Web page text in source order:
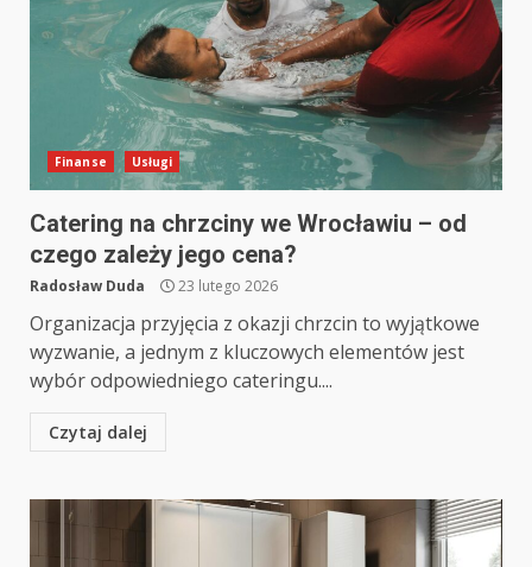
Finanse Usługi
Catering na chrzciny we Wrocławiu – od
czego zależy jego cena?
Radosław Duda 23 lutego 2026
Organizacja przyjęcia z okazji chrzcin to wyjątkowe
wyzwanie, a jednym z kluczowych elementów jest
wybór odpowiedniego cateringu....
Czytaj dalej